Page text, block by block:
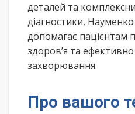
деталей та
діагностики,
допомагає пацієнтам
здоров’я та
захворювання.
Про вашого